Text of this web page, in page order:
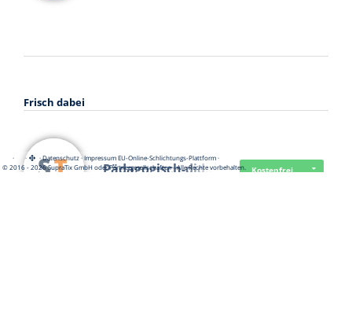
Frisch dabei
Pädagogisch-did… Kostenfrei
· · ·Datenschutz·Impressum EU-Online-Schlichtungs-Plattform·
© 2016 - 2026 SupraTix GmbH oder Partnergesellschaften - Alle Rechte vorbehalten.